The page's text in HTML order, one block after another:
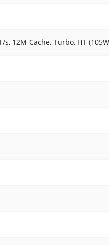
12M Cache, Turbo, HT